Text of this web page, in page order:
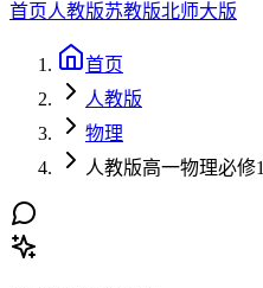
首页人教版苏教版北师大版
首页
人教版
物理
人教版高一物理必修1